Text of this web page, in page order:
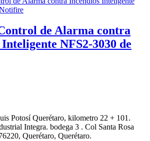
de Alarma contra
NFS2-3030 de
Potosí Querétaro, kilometro 22 + 101.
Integra. bodega 3 . Col Santa Rosa
Querétaro, Querétaro.